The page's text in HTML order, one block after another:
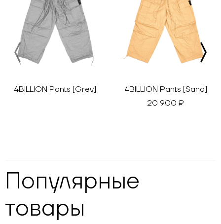
4BILLION Pants [Grey]
4BILLION Pants [Sand]
20 900 ₽
Популярные
товары